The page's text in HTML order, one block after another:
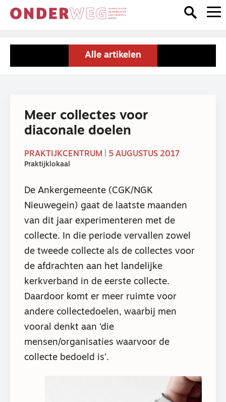
Alle artikelen
Meer collectes voor
diaconale doelen
PRAKTIJKCENTRUM | 5 AUGUSTUS 2017
Praktijklokaal
De Ankergemeente (CGK/NGK
Nieuwegein) gaat de laatste maanden
van dit jaar experimenteren met de
collecte. In die periode vervallen zowel
de tweede collecte als de collectes voor
de afdrachten aan het landelijke
kerkverband in de eerste collecte.
Daardoor komt er meer ruimte voor
andere collectedoelen, waarbij men
vooral denkt aan ‘die
mensen/organisaties waarvoor de
collecte bedoeld is’.